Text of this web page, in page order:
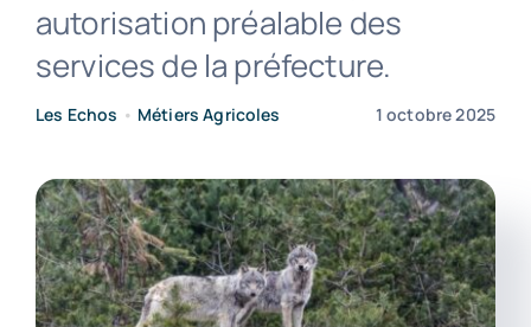
autorisation préalable des
services de la préfecture.
Les Echos • Métiers Agricoles 1 octobre 2025